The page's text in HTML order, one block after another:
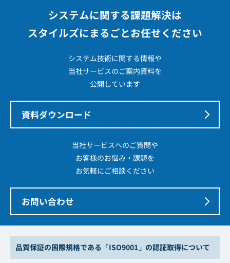
システムに関する課題解決は
スタイルズにまるごとお任せください
システム技術に関する情報や
当社サービスのご案内資料を
公開しています
資料ダウンロード
当社サービスへのご質問や
お客様のお悩み・課題を
お気軽にご相談ください
お問い合わせ
品質保証の国際規格である「ISO9001」の認証取得について